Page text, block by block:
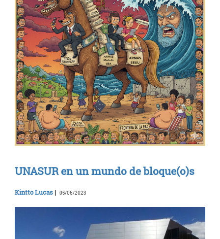
UNASUR en un mundo de bloque(o)s
Kintto Lucas | 05/06/2023